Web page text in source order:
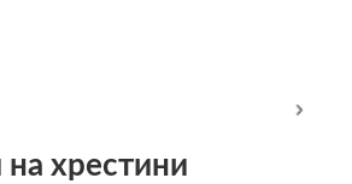
хрестини